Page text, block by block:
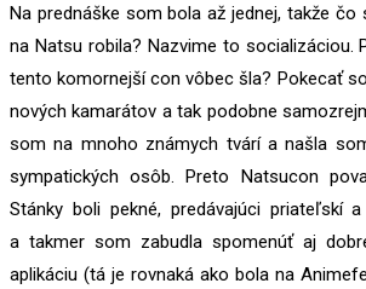
Na prednáške som bola až jednej, takže
na Natsu robila? Nazvime to socializáciou.
tento komornejší con vôbec šla? Pokecať
nových kamarátov a tak podobne
som na mnoho známych tvárí a našla
sympatických osôb. Preto Natsucon
Stánky boli pekné, predávajúci priateľskí
a takmer som zabudla spomenúť aj
aplikáciu (tá je rovnaká ako bola na